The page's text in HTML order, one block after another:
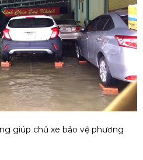
giúp chủ xe bảo vệ phương